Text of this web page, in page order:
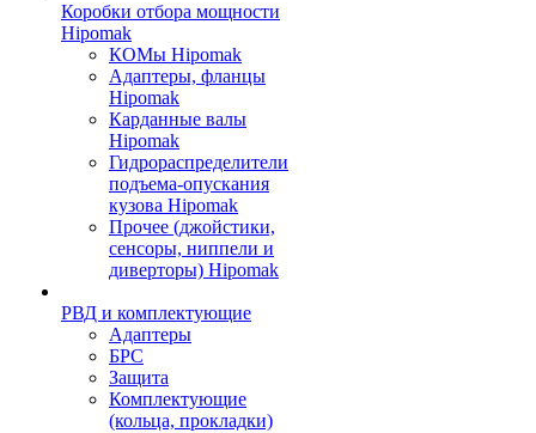
Коробки отбора мощности
Hipomak
КОМы Hipomak
Адаптеры, фланцы
Hipomak
Карданные валы
Hipomak
Гидрораспределители
подъема-опускания
кузова Hipomak
Прочее (джойстики,
сенсоры, ниппели и
диверторы) Hipomak
РВД и комплектующие
Адаптеры
БРС
Защита
Комплектующие
(кольца, прокладки)